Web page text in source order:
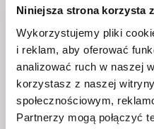
Niniejsza strona korzysta
Wykorzystujemy pliki
i reklam, aby oferować
analizować ruch w naszej
korzystasz z naszej
społecznościowym,
Partnerzy mogą połączyć
festival
Moscow
Tirana
Ljubljana,
Podobne filmy (20)